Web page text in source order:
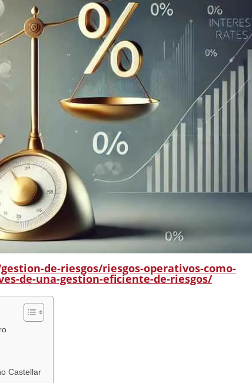
de-riesgos/riesgos-operativos-como-
de-una-gestion-eficiente-de-riesgos/
Castellar